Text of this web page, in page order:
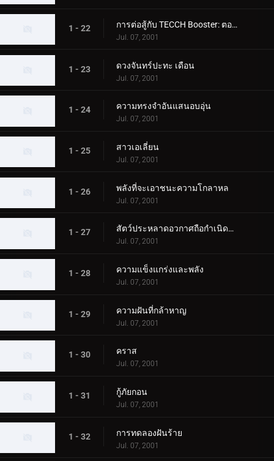
1 - 22 การต่อสู้กับ TECCH Booster: ตอนที่ 2
Jul. 07, 2001
1 - 23 ดวงจันทร์ปะทะ เดือน
Jul. 07, 2001
1 - 24 ความทรงจำอันแสนอบอุ่น
Jul. 07, 2001
1 - 25 สาวเอเลี่ยน
Jul. 07, 2001
1 - 26 พลังที่จะเอาชนะความโกลาหล
Jul. 07, 2001
1 - 27 สัตว์ประหลาดอวกาศถือกำเนิดบนโลก
Jul. 07, 2001
1 - 28 ความแข็งแกร่งและพลัง
Jul. 07, 2001
1 - 29 ความฝันที่กล้าหาญ
Jul. 07, 2001
1 - 30 คราส
Jul. 07, 2001
1 - 31 กู้ภัยกอน
Jul. 07, 2001
1 - 32 การทดลองฝันร้าย
Jul. 07, 2001